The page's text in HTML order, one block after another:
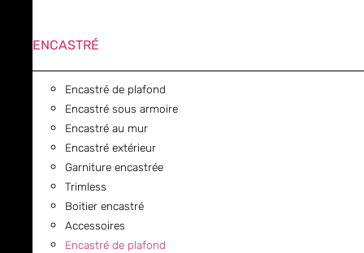
ENCASTRÉ
Encastré de plafond
Encastré sous armoire
Encastré au mur
Encastré extérieur
Garniture encastrée
Trimless
Boitier encastré
Accessoires
Encastré de plafond